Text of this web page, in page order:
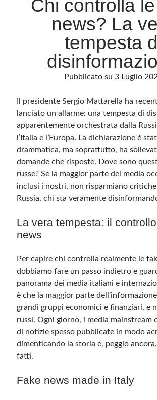
Questo blog non rappresenta una testata giornalistica, in
senza alcuna periodicità. Non può pertanto considerarsi un
sensi della legge n· 62 del 7.03.2001. L’autore non è
pubblicato dai lettori nei commenti ai vari post. Saranno
ritenuti offensivi o lesivi dell’immagine o dell’onorabilità di terzi,
razzisti o che contengano dati personali non conformi al
privacy. Alcune immagini inserite in questo blog sono tratte
considerate di pubblico dominio. Qualora la loro
diritti d’autore, vi invito a comunicarlo via e-mail a
Accedi
Feed dei contenuti
Feed dei commenti
WordPress.org
Chi controlla
news? La
tempesta
Pubblicato su 3 Luglio
Il presidente Sergio Mattarella ha
lanciato un allarme: una tempesta di
apparentemente orchestrata dalla
l’Italia e l’Europa. La dichiarazione è
drammatica, ma soprattutto, ha
domande che risposte. Dove sono
russe? Se la maggior parte dei media
inclusi i nostri, non risparmiano
Russia, chi sta veramente
La vera tempesta: il
news
Per capire chi controlla realmente le
dobbiamo fare un passo indietro e
panorama dei media italiani e
è che la maggior parte
grandi gruppi economici e finanziari, e
russi. Ogni giorno, i media mainstream
di notizie spesso pubblicate in modo
dimenticando la storia e, peggio
fatti.
Fake news made in Italy